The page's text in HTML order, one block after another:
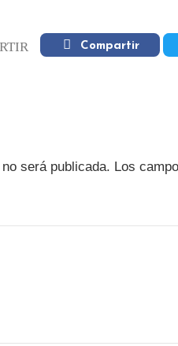
Compartir
será publicada. Los